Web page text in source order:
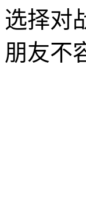
选择对
朋友不